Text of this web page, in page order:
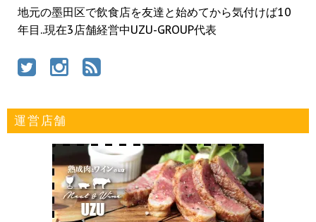
地元の墨田区で飲食店を友達と始めてから気付けば10
年目..現在3店舗経営中UZU-GROUP代表
運営店舗